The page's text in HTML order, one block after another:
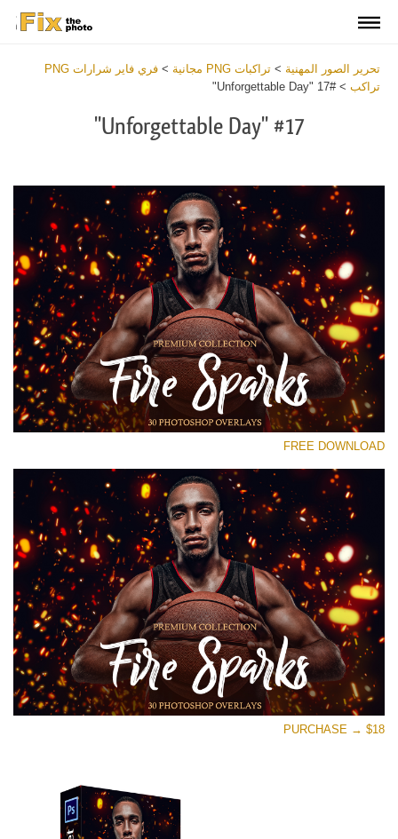
تحرير الصور المهنية > تراكبات PNG مجانية >
فري فاير شرارات PNG
تراكب >
#17 "Unforgettable Day"
#17 "Unforgettable Day"
رجاء اختر
Small 800*533px
Fire Sparks
(30 Overlays)
Large 6000*4000px
Sunlight Collection
(290 Overlays)
Large 6000*4000px
Entire Collection
تنزيل مجاني
Download
FREE DOWNLOAD
PURCHASE → $18